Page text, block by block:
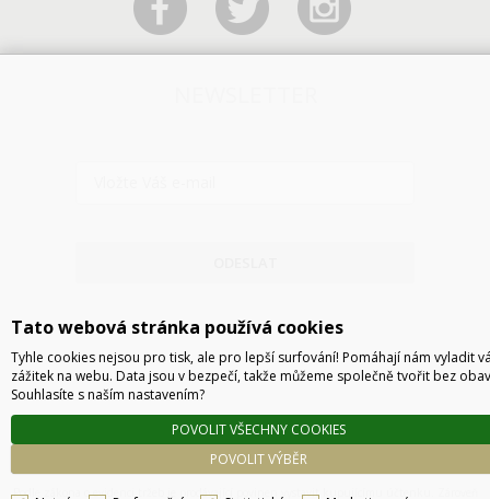
CyberSoft s.r.o.
Podle zákona o evidenci tržeb je prodávající povinen vystavit kupujícímu účtenku. Zároveň
Tato webová stránka používá cookies
Tyhle cookies nejsou pro tisk, ale pro lepší surfování! Pomáhají nám vyladit
zážitek na webu. Data jsou v bezpečí, takže můžeme společně tvořit bez
Souhlasíte s naším nastavením?
POVOLIT VÝBĚR
POVOLIT VŠECHNY COOKIES